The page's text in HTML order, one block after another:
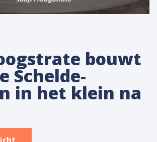
bouwt
Schelde-
in het klein na